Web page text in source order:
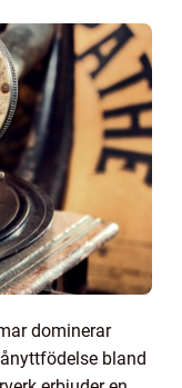
dominerar
bland